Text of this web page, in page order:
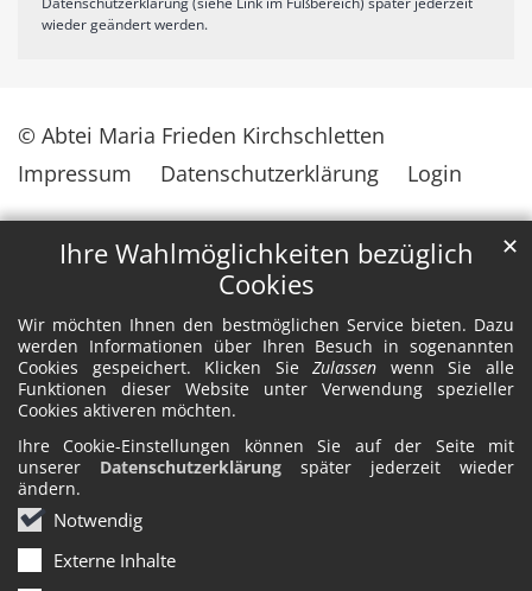
Ihre Wahlmöglichkeiten bezüglich
Cookies
Wir möchten Ihnen den bestmöglichen Service bieten. Dazu
werden Informationen über Ihren Besuch in sogenannten
Cookies gespeichert. Klicken SieZulassen wenn Sie alle
Funktionen dieser Website unter Verwendung spezieller
Cookies aktiveren möchten.
Ihre Cookie-Einstellungen können Sie auf der Seite mit
unserer Datenschutzerklärung später jederzeit wieder
ändern.
Notwendig
Externe Inhalte
✕
wieder geändert werden.
© Abtei Maria Frieden Kirchschletten
Impressum
Datenschutzerklärung Login